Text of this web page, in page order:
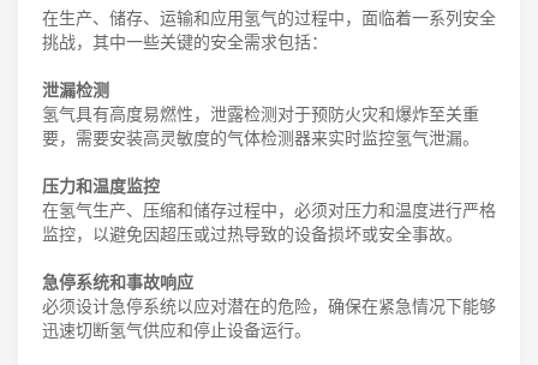
在生产、储存、运输和应用氢气的过程中，面临着一系列安全
挑战，其中一些关键的安全需求包括：
泄漏检测
氢气具有高度易燃性，泄露检测对于预防火灾和爆炸至关重
要，需要安装高灵敏度的气体检测器来实时监控氢气泄漏。
压力和温度监控
在氢气生产、压缩和储存过程中，必须对压力和温度进行严格
监控，以避免因超压或过热导致的设备损坏或安全事故。
急停系统和事故响应
必须设计急停系统以应对潜在的危险，确保在紧急情况下能够
迅速切断氢气供应和停止设备运行。